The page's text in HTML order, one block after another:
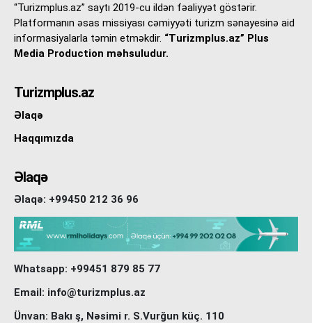
“Turizmplus.az” saytı 2019-cu ildən fəaliyyət göstərir.
Platformanın əsas missiyası cəmiyyəti turizm sənayesinə aid
informasiyalarla təmin etməkdir. “Turizmplus.az” Plus
Media Production məhsuludur.
Turizmplus.az
Əlaqə
Haqqımızda
Əlaqə
Əlaqə: +99450 212 36 96
Whatsapp: +99451 879 85 77
Email: info@turizmplus.az
Ünvan: Bakı ş, Nəsimi r. S.Vurğun küç. 110